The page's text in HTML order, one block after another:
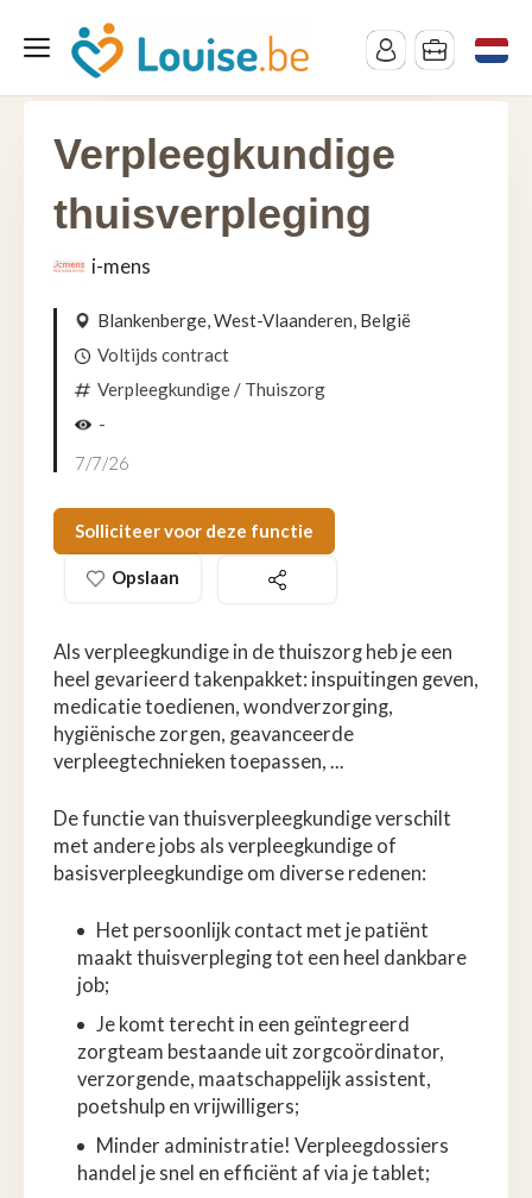
Verpleegkundige
thuisverpleging
i-mens
Blankenberge, West-Vlaanderen, België
Voltijds contract
Verpleegkundige / Thuiszorg
-
7/7/26
Solliciteer voor deze functie
Opslaan
Als verpleegkundige in de thuiszorg heb je een
heel gevarieerd takenpakket: inspuitingen geven,
medicatie toedienen, wondverzorging,
hygiënische zorgen, geavanceerde
verpleegtechnieken toepassen, ...
De functie van thuisverpleegkundige verschilt
met andere jobs als verpleegkundige of
basisverpleegkundige om diverse redenen:
Het persoonlijk contact met je patiënt
maakt thuisverpleging tot een heel dankbare
job;
Je komt terecht in een geïntegreerd
zorgteam bestaande uit zorgcoördinator,
verzorgende, maatschappelijk assistent,
poetshulp en vrijwilligers;
Minder administratie! Verpleegdossiers
handel je snel en efficiënt af via je tablet;